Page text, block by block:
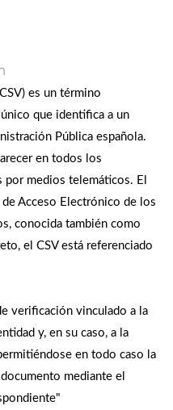
es un término
que identifica a un
Pública española.
en todos los
medios telemáticos. El
Acceso Electrónico de los
conocida también como
el CSV está referenciado
verificación vinculado a la
y, en su caso, a la
en todo caso la
mediante el